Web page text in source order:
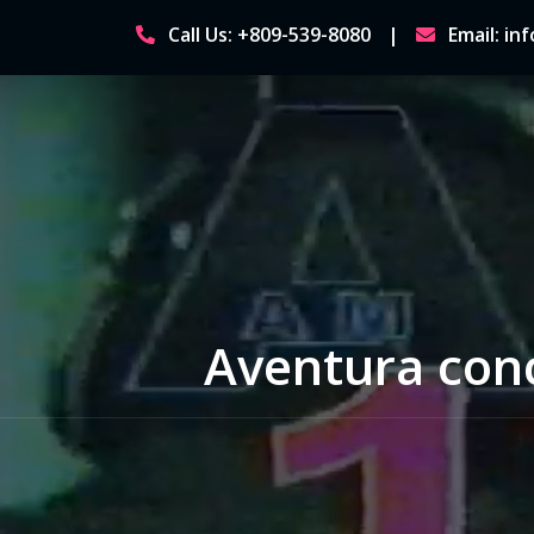
content
Call Us: +809-539-8080 Email:
Aventura